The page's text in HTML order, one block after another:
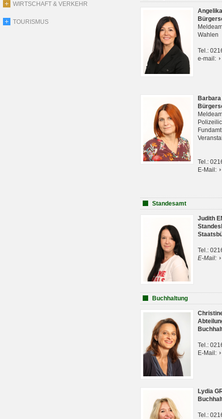
WIRTSCHAFT & VERKEHR
TOURISMUS
Wahlen
Tel.:
e-mail:
Tel.:
E-Mail:
Standesamt
Judith
Tel.:
E-Mail:
Buchhaltung
Tel.:
E-Mail:
Lydia
Tel.: